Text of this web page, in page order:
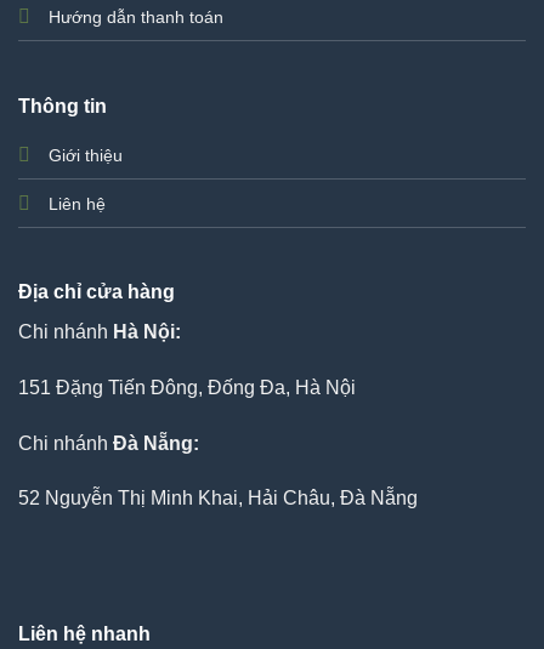
Hướng dẫn thanh toán
Thông tin
Giới thiệu
Liên hệ
Địa chỉ cửa hàng
Chi nhánh Hà Nội:
151 Đặng Tiến Đông, Đống Đa, Hà Nội
Chi nhánh Đà Nẵng:
52 Nguyễn Thị Minh Khai, Hải Châu, Đà Nẵng
Liên hệ nhanh